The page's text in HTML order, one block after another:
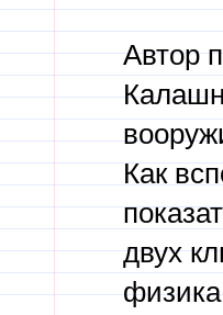
Автор
Как
двух